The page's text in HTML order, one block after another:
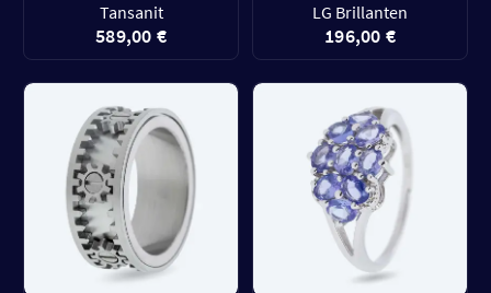
Tansanit
589,00 €
LG Brillanten
196,00 €